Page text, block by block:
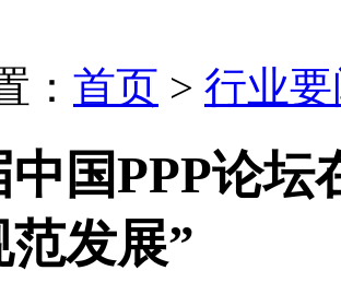
： 首页 > 行业
国PPP论坛
发展”